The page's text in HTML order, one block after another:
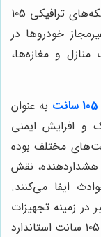
بشکه‌های ترافیکی 105
خودروها در
و مغازه‌ها،
به عنوان
و افزایش ایمنی
مختلف بوده
هشداردهنده، نقش
ایفا می‌کنند.
در زمینه تجهیزات
ایمنی و ترافیکی، امکان خرید بشکه ترافیکی 105 سانت استاندارد